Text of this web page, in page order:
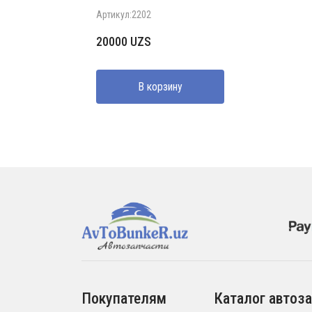
Артикул:2202
20000 UZS
В корзину
Покупателям Каталог